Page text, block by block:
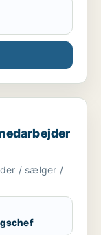
/ sælger /
/ sælger /